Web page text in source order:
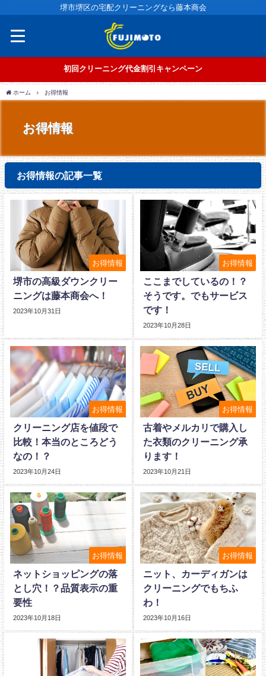
堺市堺区の宅配クリーニングなら藤本商会
初回クリーニング代金割引キャンペーン
ホーム お得情報
お得情報
お得情報の記事一覧
お得情報
堺市の高級ダウンクリー
ニングは藤本商会へ！
2023年10月31日
お得情報
ここまでしているの！？
そうです。でもサービス
です！
2023年10月28日
お得情報
クリーニング店を値段で
比較！本当のところどう
なの！？
2023年10月24日
お得情報
古着やメルカリで購入し
た衣類のクリーニング承
ります！
2023年10月21日
お得情報
ネットショッピングの落
とし穴！？品質表示の重
要性
2023年10月18日
お得情報
ニット、カーディガンは
クリーニングでもちふ
わ！
2023年10月16日